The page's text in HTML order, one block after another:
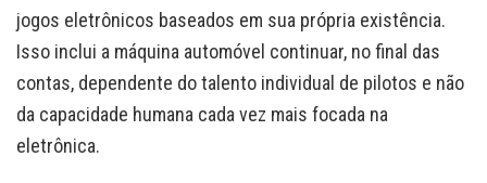
jogos eletrônicos baseados em sua própria existência.
Isso inclui a máquina automóvel continuar, no final das
contas, dependente do talento individual de pilotos e não
da capacidade humana cada vez mais focada na
eletrônica.